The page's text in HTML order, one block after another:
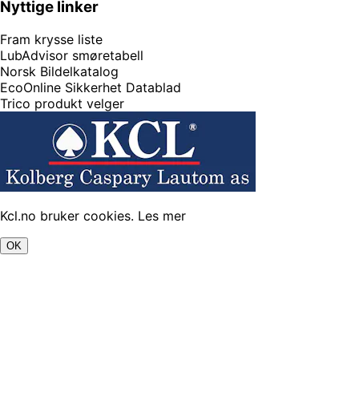
Nyttige linker
Fram krysse liste
LubAdvisor smøretabell
Norsk Bildelkatalog
EcoOnline Sikkerhet Datablad
Trico produkt velger
Kcl.no bruker cookies. Les mer
OK